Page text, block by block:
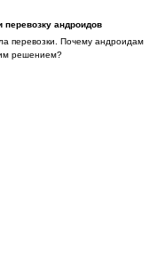
перевозку андроидов
перевозки. Почему андроидам
решением?